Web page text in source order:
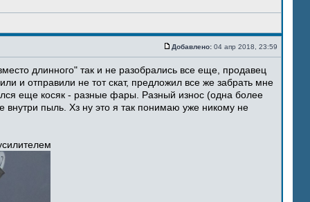
Добавлено: 04 апр 2018, 23:59
длинного" так и не разобрались все еще, продавец
и отправили не тот скат, предложил все же забрать мне
еще косяк - разные фары. Разный износ (одна более
пыль. Хз ну это я так понимаю уже никому не